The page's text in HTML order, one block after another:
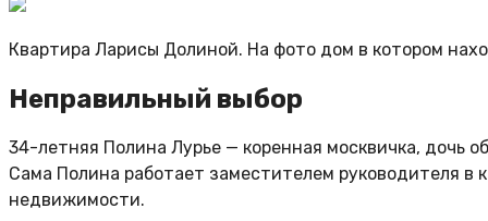
Квартира Ларисы Долиной. На фото дом в котором
Неправильный выбор
34-летняя Полина Лурье — коренная москвичка, дочь
Сама Полина работает заместителем руководителя
недвижимости.